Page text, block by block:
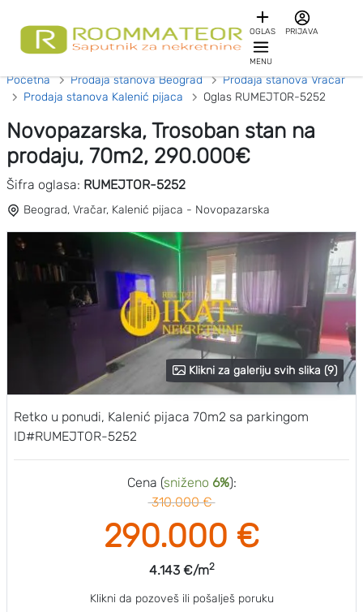
OGLAS PRIJAVA
MENU
Početna Prodaja stanova Beograd
Prodaja stanova Vračar
Prodaja stanova Kalenić pijaca
Oglas RUMEJTOR-5252
Novopazarska, Trosoban stan na
prodaju, 70m2, 290.000€
Šifra oglasa: RUMEJTOR-5252
Beograd, Vračar, Kalenić pijaca - Novopazarska
Klikni za galeriju svih slika (9)
Retko u ponudi, Kalenić pijaca 70m2 sa parkingom
ID#RUMEJTOR-5252
Cena (sniženo 6%):
310.000 €
290.000 €
4.143 €/m2
Klikni da pozoveš ili pošalješ poruku